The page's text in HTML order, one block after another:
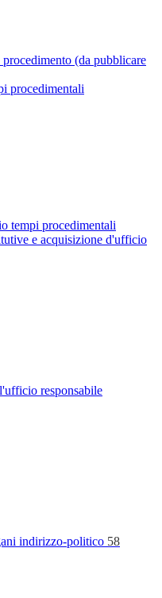
(da pubblicare
procedimentali
tempi procedimentali
e acquisizione d'ufficio
responsabile
indirizzo-politico 58